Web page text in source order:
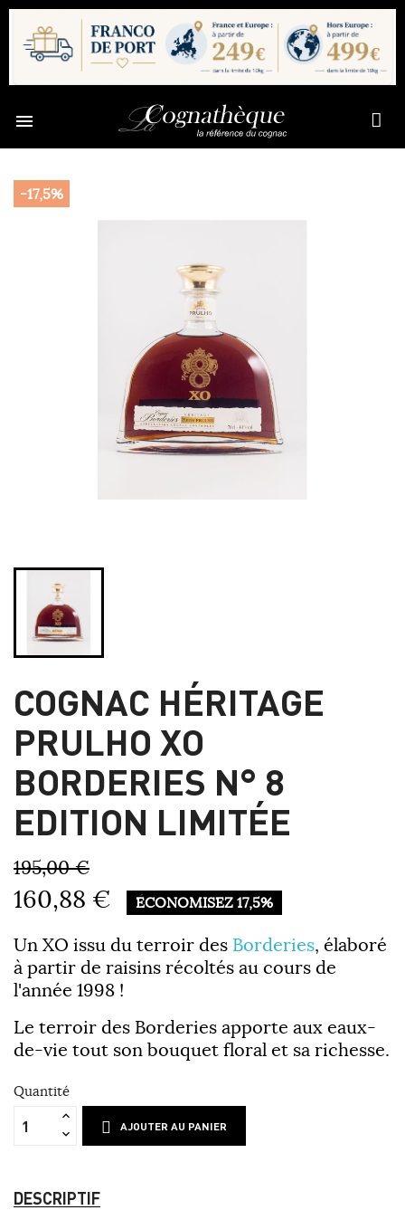

-17,5%
COGNAC HÉRITAGE
PRULHO XO
BORDERIES N° 8
EDITION LIMITÉE
195,00 €
160,88 € ÉCONOMISEZ 17,5%
Un XO issu du terroir des Borderies, élaboré
à partir de raisins récoltés au cours de
l'année 1998 !
Le terroir des Borderies apporte aux eaux-
de-vie tout son bouquet floral et sa richesse.
Quantité
AJOUTER AU PANIER
DESCRIPTIF